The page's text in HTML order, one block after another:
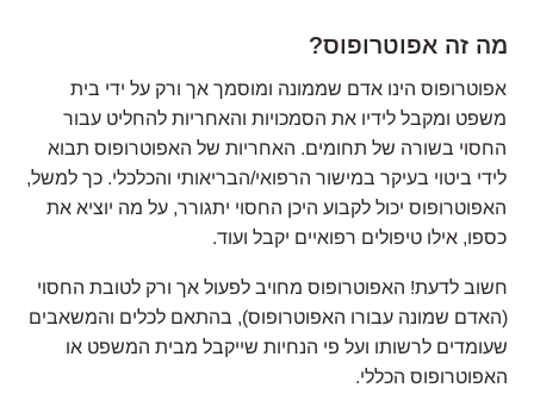
מה זה אפוטרופוס?
אפוטרופוס הינו אדם שממונה ומוסמך אך ורק על ידי בית
משפט ומקבל לידיו את הסמכויות והאחריות להחליט עבור
החסוי בשורה של תחומים. האחריות של האפוטרופוס תבוא
לידי ביטוי בעיקר במישור הרפואי/הבריאותי והכלכלי. כך למשל,
האפוטרופוס יכול לקבוע היכן החסוי יתגורר, על מה יוציא את
כספו, אילו טיפולים רפואיים יקבל ועוד.
חשוב לדעת! האפוטרופוס מחויב לפעול אך ורק לטובת החסוי
(האדם שמונה עבורו האפוטרופוס), בהתאם לכלים והמשאבים
שעומדים לרשותו ועל פי הנחיות שייקבל מבית המשפט או
האפוטרופוס הכללי.